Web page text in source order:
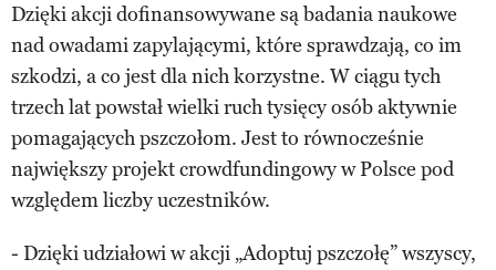
Dzięki akcji dofinansowywane są badania naukowe
nad owadami zapylającymi, które sprawdzają, co im
szkodzi, a co jest dla nich korzystne. W ciągu tych
trzech lat powstał wielki ruch tysięcy osób aktywnie
pomagających pszczołom. Jest to równocześnie
największy projekt crowdfundingowy w Polsce pod
względem liczby uczestników.
- Dzięki udziałowi w akcji „Adoptuj pszczołę” wszyscy,